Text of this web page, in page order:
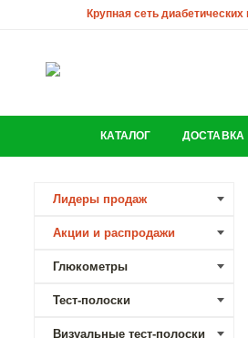
Крупная сеть
КАТАЛОГ ДОСТАВКА
Лидеры продаж
Акции и распродажи
Глюкометры
Тест-полоски
Визуальные тест-полоски